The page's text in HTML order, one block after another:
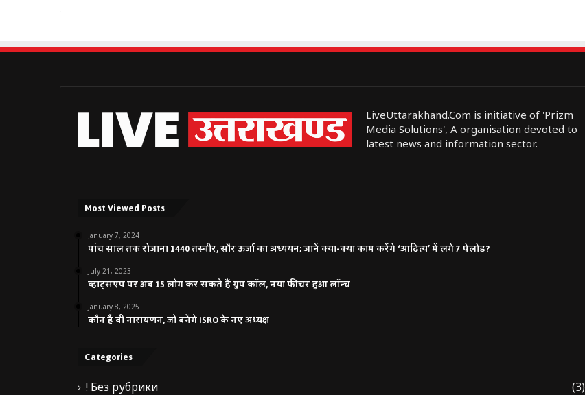
LiveUttarakhand.Com is initiative of 'Prizm
Media Solutions', A organisation devoted to
latest news and information sector.
Most Viewed Posts
January 7, 2024
पांच साल तक रोजाना 1440 तस्वीर, सौर ऊर्जा का अध्ययन; जानें क्या-क्या काम करेंगे ‘आदित्य’ में लगे 7 पेलोड?
July 21, 2023
व्हाट्सएप पर अब 15 लोग कर सकते हैं ग्रुप कॉल, नया फीचर हुआ लॉन्च
January 8, 2025
कौन हैं वी नारायणन, जो बनेंगे ISRO के नए अध्यक्ष
Categories
! Без рубрики
(3)